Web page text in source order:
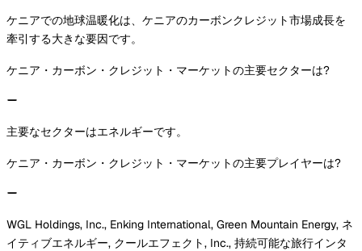
ケニアでの地球温暖化は、ケニアのカーボンクレジット市場成長を
牽引する大きな要因です。
ケニア・カーボン・クレジット・マーケットの主要セクターは?
主要なセクターはエネルギーです。
ケニア・カーボン・クレジット・マーケットの主要プレイヤーは?
WGL Holdings, Inc., Enking International, Green Mountain Energy, ネ
イティブエネルギー, クールエフェクト, Inc., 持続可能な旅行インタ